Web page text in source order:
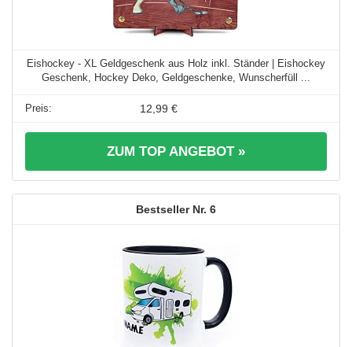
Eishockey - XL Geldgeschenk aus Holz inkl. Ständer | Eishockey
Geschenk, Hockey Deko, Geldgeschenke, Wunscherfüll ...
12,99 €
ZUM TOP ANGEBOT »
6